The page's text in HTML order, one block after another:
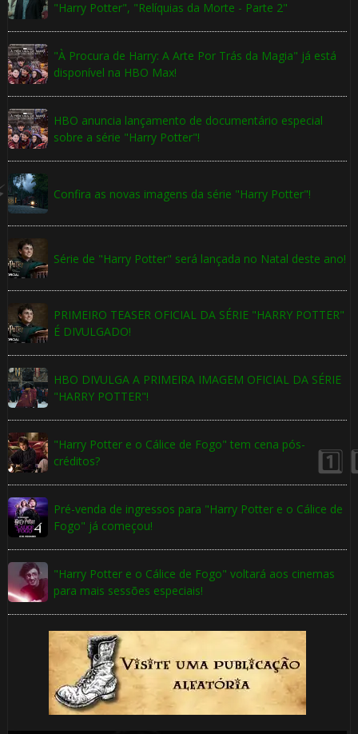
"Harry Potter", "Relíquias da Morte - Parte 2"
"À Procura de Harry: A Arte Por Trás da Magia" já está
disponível na HBO Max!
HBO anuncia lançamento de documentário especial
sobre a série "Harry Potter"!
Confira as novas imagens da série "Harry Potter"!
Série de "Harry Potter" será lançada no Natal deste ano!
PRIMEIRO TEASER OFICIAL DA SÉRIE "HARRY POTTER"
É DIVULGADO!
HBO DIVULGA A PRIMEIRA IMAGEM OFICIAL DA SÉRIE
"HARRY POTTER"!
"Harry Potter e o Cálice de Fogo" tem cena pós-
créditos?
Pré-venda de ingressos para "Harry Potter e o Cálice de
Fogo" já começou!
"Harry Potter e o Cálice de Fogo" voltará aos cinemas
para mais sessões especiais!
🎈
⚡
1️⃣ 8️⃣